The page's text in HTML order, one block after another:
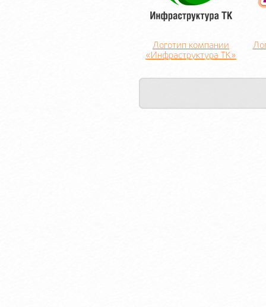
Логотип компании
«Инфраструктура ТК»